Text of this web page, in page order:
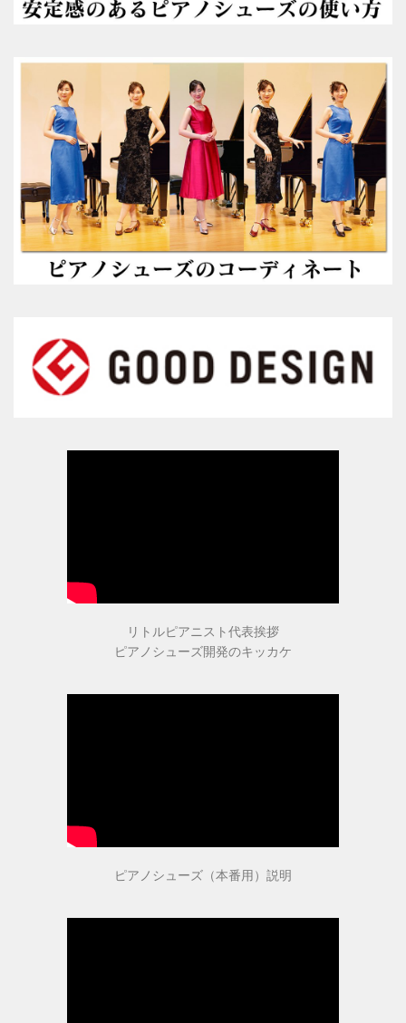
コンセプト
絵で見るピアノシューズ
こんなお悩みはありませんか？
メディア掲載情報
愛用ピアニストの声３
リトルピアニスト代表挨拶
ピアノシューズ開発のキッカケ
ピアノシューズ（本番用）説明